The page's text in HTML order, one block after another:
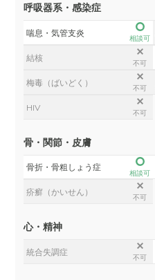
呼吸器系・感染症
喘息・気管支炎
相談可
結核
不可
梅毒（ばいどく）
不可
HIV
不可
骨・関節・皮膚
骨折・骨粗しょう症
相談可
疥癬（かいせん）
不可
心・精神
統合失調症
不可